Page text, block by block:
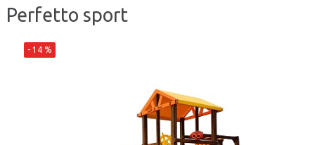
Perfetto sport
- 14 %